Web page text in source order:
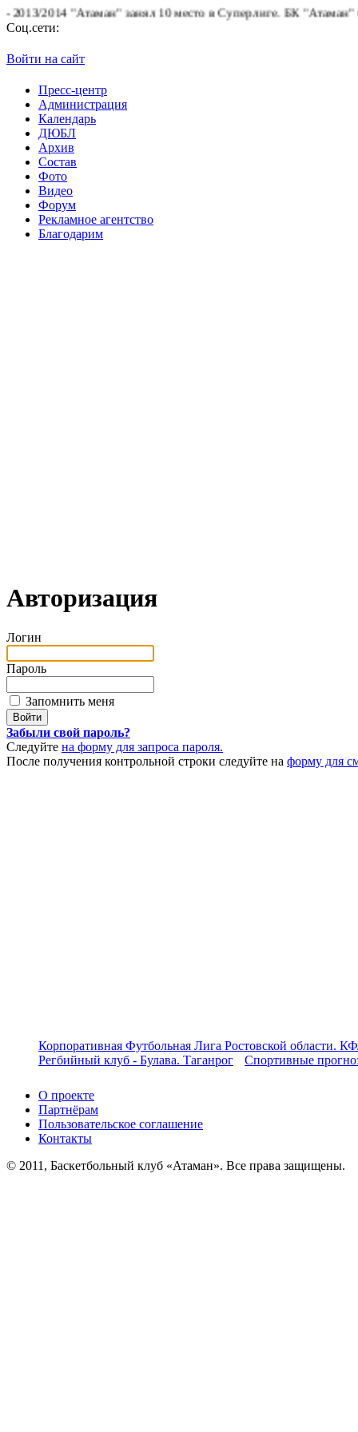
2014 "Атаман" занял 10 место в Суперлиге.БК "Атаман"
Соц.сети:
Войти на сайт
Пресс-центр
Администрация
Календарь
ДЮБЛ
Архив
Состав
Фото
Видео
Форум
Рекламное агентство
Благодарим
Авторизация
Логин
Пароль
Запомнить меня
Забыли свой пароль?
Следуйте на форму для запроса пароля.
После получения контрольной строки следуйте на форму для
Корпоративная Футбольная Лига Ростовской области.
Регбийный клуб - Булава. Таганрог
Спортивные
О проекте
Партнёрам
Пользовательское соглашение
Контакты
© 2011, Баскетбольный клуб «Атаман». Все права защищены.